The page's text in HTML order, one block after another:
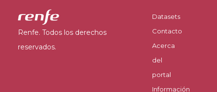
Renfe. Todos los derechos
reservados.
Datasets
Contacto
Acerca
del
portal
Información